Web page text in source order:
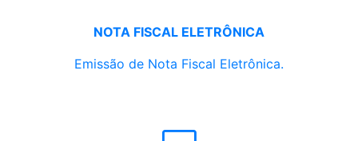
NOTA FISCAL ELETRÔNICA
Emissão de Nota Fiscal Eletrônica.